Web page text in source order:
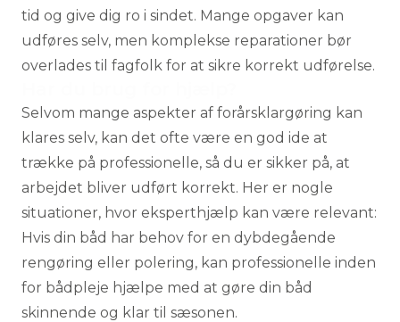
tid og give dig ro i sindet. Mange opgaver kan
udføres selv, men komplekse reparationer bør
overlades til fagfolk for at sikre korrekt udførelse.
Selvom mange aspekter af forårsklargøring kan
klares selv, kan det ofte være en god ide at
trække på professionelle, så du er sikker på, at
arbejdet bliver udført korrekt. Her er nogle
situationer, hvor eksperthjælp kan være relevant:
Hvis din båd har behov for en dybdegående
rengøring eller polering, kan professionelle inden
for bådpleje hjælpe med at gøre din båd
skinnende og klar til sæsonen.